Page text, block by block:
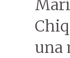
una